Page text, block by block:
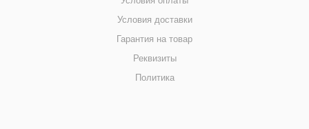
Условия доставки
Гарантия на товар
Реквизиты
Политика